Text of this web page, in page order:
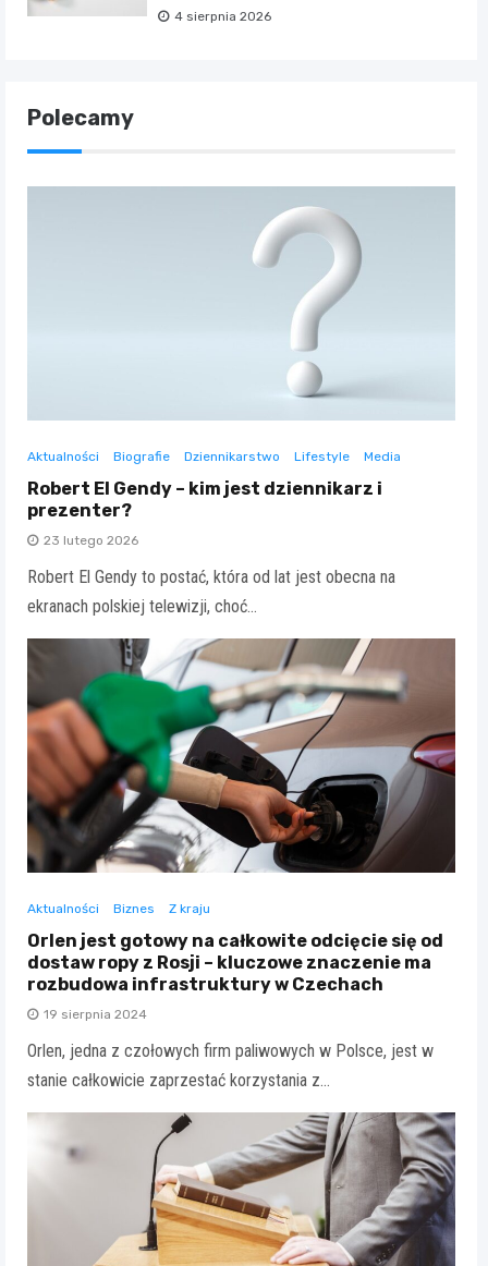
4 sierpnia 2026
Polecamy
Aktualności Biografie Dziennikarstwo Lifestyle Media
Robert El Gendy – kim jest dziennikarz i
prezenter?
23 lutego 2026
Robert El Gendy to postać, która od lat jest obecna na
ekranach polskiej telewizji, choć…
Aktualności Biznes Z kraju
Orlen jest gotowy na całkowite odcięcie się od
dostaw ropy z Rosji – kluczowe znaczenie ma
rozbudowa infrastruktury w Czechach
19 sierpnia 2024
Orlen, jedna z czołowych firm paliwowych w Polsce, jest w
stanie całkowicie zaprzestać korzystania z…